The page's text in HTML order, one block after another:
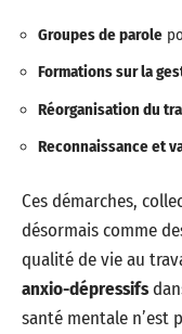
Groupes de parole
Formations sur la
Réorganisation du
Reconnaissance et
Ces démarches,
désormais comme
qualité de vie au
anxio-dépressifs
santé mentale n’est